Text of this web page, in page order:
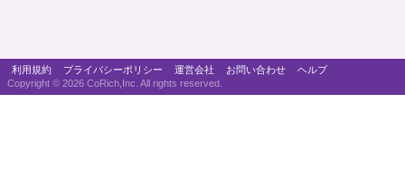
利用規約 プライバシーポリシー 運営会社 お問い合わせ
ヘルプ
Copyright © 2026 CoRich,Inc. All rights reserved.